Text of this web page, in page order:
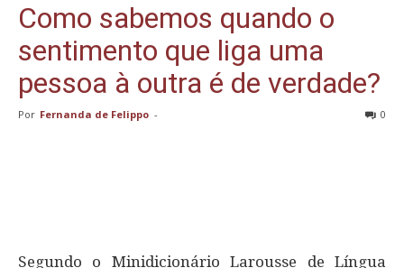
Como sabemos quando o
sentimento que liga uma
pessoa à outra é de verdade?
Por Fernanda de Felippo - 0
Segundo o Minidicionário Larousse de Língua